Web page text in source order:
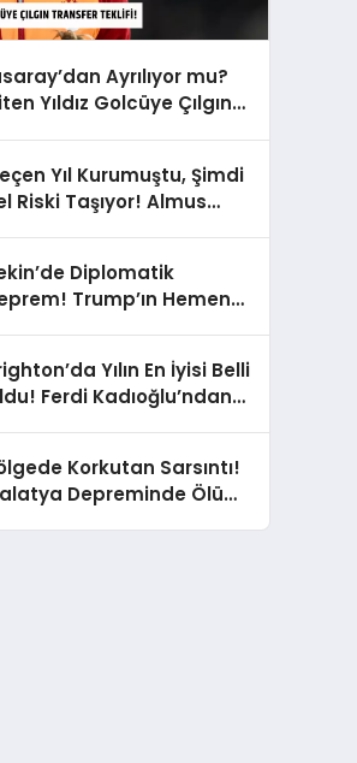
Ayrılıyor mu?
Yıldız Golcüye Çılgın
Yıl Kurumuştu, Şimdi
Riski Taşıyor! Almus
Diplomatik
Trump’ın Hemen
Yılın En İyisi Belli
Ferdi Kadıoğlu’ndan
Korkutan Sarsıntı!
Depreminde Ölü